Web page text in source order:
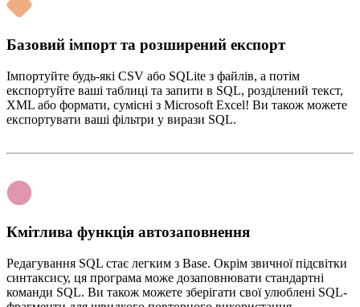
Базовий імпорт та розширений експорт
Імпортуйте будь-які CSV або SQLite з файлів, а потім
експортуйте ваші таблиці та запити в SQL, розділений текст,
XML або формати, сумісні з Microsoft Excel! Ви також можете
експортувати ваші фільтри у вирази SQL.
Кмітлива функція автозаповнення
Редагування SQL стає легким з Base. Окрім звичної підсвітки
синтаксису, ця програма може дозаповнювати стандартні
команди SQL. Ви також можете зберігати свої улюблені SQL-